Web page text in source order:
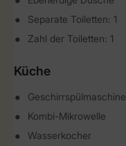
Separate Toiletten: 1
Zahl der Toiletten: 1
Küche
Geschirrspülmaschine
Kombi-Mikrowelle
Wasserkocher